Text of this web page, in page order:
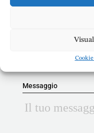
Messaggio